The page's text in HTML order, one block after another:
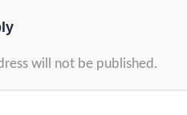
will not be published.